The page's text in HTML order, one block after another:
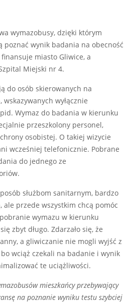
wymazobusy, dzięki którym
poznać wynik badania na obecność
finansuje miasto Gliwice, a
Miejski nr 4.
do osób skierowanych na
wyłącznie
Wymaz do badania w kierunku
przeszkolony personel,
osobistej. O takiej wizycie
wcześniej telefonicznie. Pobrane
do jednego ze
służbom sanitarnym, bardzo
ale przede wszystkim chcą pomóc
wymazu w kierunku
zbyt długo. Zdarzało się, że
a gliwiczanie nie mogli wyjść z
wciąż czekali na badanie i wynik
te uciążliwości.
mieszkańcy przebywający
na poznanie wyniku testu szybciej